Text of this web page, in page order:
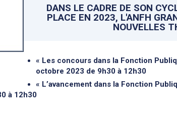
DANS LE CADRE DE SON
PLACE EN 2023, L'ANFH
NOUVELLES
« Les concours dans la Fonction
octobre 2023 de 9h30 à 12h30
« L’avancement dans la Fonction
à 12h30